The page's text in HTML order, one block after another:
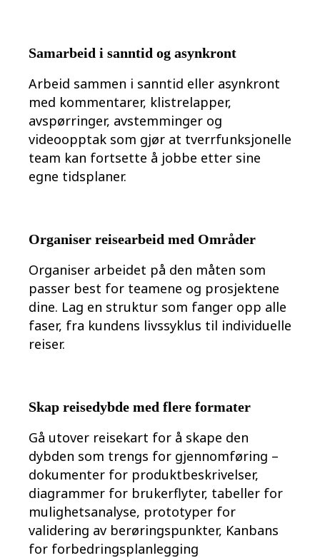
Samarbeid i sanntid og asynkront
Arbeid sammen i sanntid eller asynkront
med kommentarer, klistrelapper,
avspørringer, avstemminger og
videoopptak som gjør at tverrfunksjonelle
team kan fortsette å jobbe etter sine
egne tidsplaner.
Organiser reisearbeid med Områder
Organiser arbeidet på den måten som
passer best for teamene og prosjektene
dine. Lag en struktur som fanger opp alle
faser, fra kundens livssyklus til individuelle
reiser.
Skap reisedybde med flere formater
Gå utover reisekart for å skape den
dybden som trengs for gjennomføring –
dokumenter for produktbeskrivelser,
diagrammer for brukerflyter, tabeller for
mulighetsanalyse, prototyper for
validering av berøringspunkter, Kanbans
for forbedringsplanlegging